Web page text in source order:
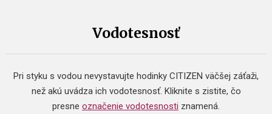
Vodotesnosť
Pri styku s vodou nevystavujte hodinky CITIZEN väčšej záťaži,
než akú uvádza ich vodotesnosť. Kliknite s zistite, čo
presne označenie vodotesnosti znamená.